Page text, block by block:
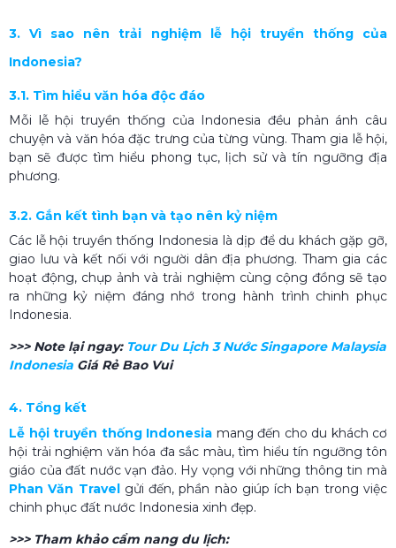
3. Vì sao nên trải nghiệm lễ hội truyền thống của
Indonesia?
3.1. Tìm hiểu văn hóa độc đáo
Mỗi lễ hội truyền thống của Indonesia đều phản ánh câu
chuyện và văn hóa đặc trưng của từng vùng. Tham gia lễ hội,
bạn sẽ được tìm hiểu phong tục, lịch sử và tín ngưỡng địa
phương.
3.2. Gắn kết tình bạn và tạo nên kỷ niệm
Các lễ hội truyền thống Indonesia là dịp để du khách gặp gỡ,
giao lưu và kết nối với người dân địa phương. Tham gia các
hoạt động, chụp ảnh và trải nghiệm cùng cộng đồng sẽ tạo
ra những kỷ niệm đáng nhớ trong hành trình chinh phục
Indonesia.
>>> Note lại ngay: Tour Du Lịch 3 Nước Singapore Malaysia
Indonesia Giá Rẻ Bao Vui
4. Tổng kết
Lễ hội truyền thống Indonesia mang đến cho du khách cơ
hội trải nghiệm văn hóa đa sắc màu, tìm hiểu tín ngưỡng tôn
giáo của đất nước vạn đảo. Hy vọng với những thông tin mà
Phan Văn Travelgửi đến, phần nào giúp ích bạn trong việc
chinh phục đất nước Indonesia xinh đẹp.
>>> Tham khảo cẩm nang du lịch: